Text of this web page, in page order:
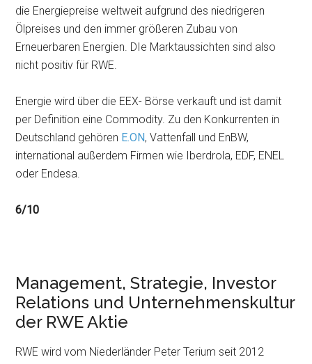
die Energiepreise weltweit aufgrund des niedrigeren
Ölpreises und den immer größeren Zubau von
Erneuerbaren Energien. DIe Marktaussichten sind also
nicht positiv für RWE.
Energie wird über die EEX- Börse verkauft und ist damit
per Definition eine Commodity. Zu den Konkurrenten in
Deutschland gehören E.ON, Vattenfall und EnBW,
international außerdem Firmen wie Iberdrola, EDF, ENEL
oder Endesa.
6/10
Management, Strategie, Investor
Relations und Unternehmenskultur
der RWE Aktie
RWE wird vom Niederländer Peter Terium seit 2012